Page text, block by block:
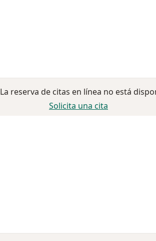
La reserva de citas en línea no está
Solicita una cita